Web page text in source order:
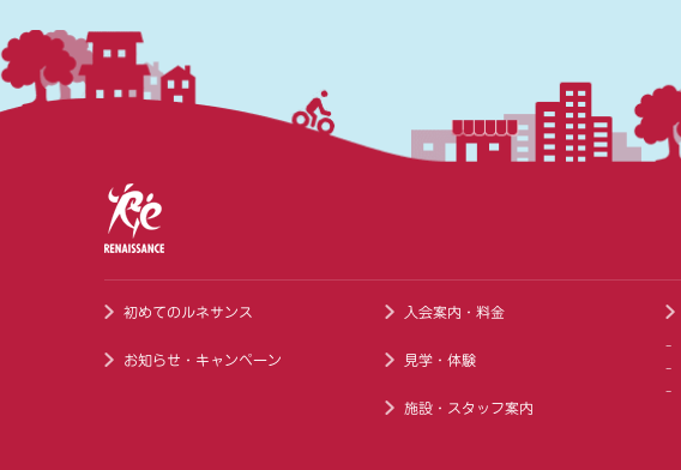
初めてのルネサンス
お知らせ・キャンペーン
入会案内・料金
見学・体験
施設・スタッフ案内